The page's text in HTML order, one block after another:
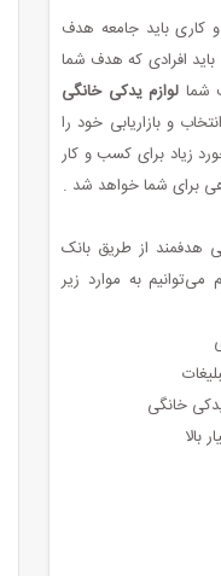
کاری باید جامعه هدف
باید افرادی که هدف شما
شما لوازم یدکی خانگی
و بازاریابی خود را
زیاد برای کسب ‌و کار
برای شما خواهد شد .
هدفمند از طریق بانک
می‌توانیم به موارد زیر
خانگی